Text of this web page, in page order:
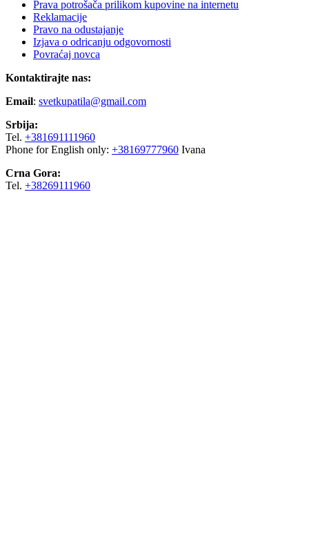
Prava potrošača prilikom kupovine na internetu
Reklamacije
Pravo na odustajanje
Izjava o odricanju odgovornosti
Povraćaj novca
Kontaktirajte nas:
Email: svetkupatila@gmail.com
Srbija:
Tel. +381691111960
Phone for English only: +38169777960 Ivana
Crna Gora:
Tel. +38269111960